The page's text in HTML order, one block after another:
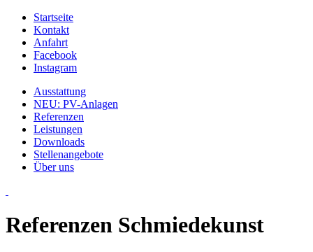
Startseite
Kontakt
Anfahrt
Facebook
Instagram
Ausstattung
NEU: PV-Anlagen
Referenzen
Leistungen
Downloads
Stellenangebote
Über uns
Referenzen Schmiedekunst